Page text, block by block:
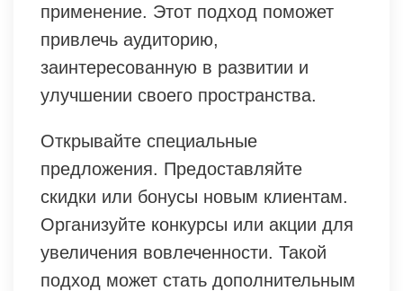
применение. Этот подход поможет
привлечь аудиторию,
заинтересованную в развитии и
улучшении своего пространства.
Открывайте специальные
предложения. Предоставляйте
скидки или бонусы новым клиентам.
Организуйте конкурсы или акции для
увеличения вовлеченности. Такой
подход может стать дополнительным